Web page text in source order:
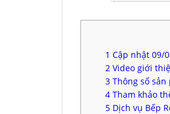
1 Cập nhật 09/
2 Video giới
3 Thông số sản
4 Tham khảo
5 Dịch vụ Bếp